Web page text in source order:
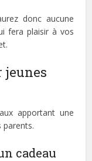
donc aucune
fera plaisir à vos
jeunes
apportant une
parents.
cadeau